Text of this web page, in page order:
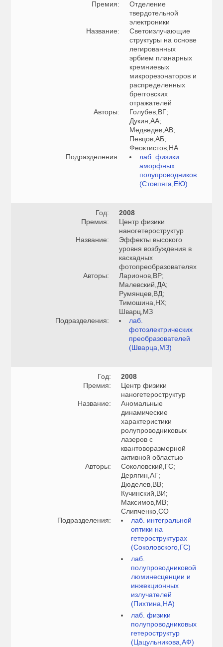
Премия:
Отделение
твердотельной
электроники
Название:
Светоизлучающие
структуры на основе
легированных
эрбием планарных
кремниевых
микрорезонаторов и
распределенных
брегговских
отражателей
Авторы:
Голубев,ВГ;
Дукин,АА;
Медведев,АВ;
Певцов,АБ;
Феоктистов,НА
Подразделения:
лаб. физики
аморфных
полупроводников
(Стовпяга,ЕЮ)
Год:
2008
Премия:
Центр физики
наногетероструктур
Название:
Эффекты высокого
уровня возбуждения в
каскадных
фотопреобразователях
Авторы:
Ларионов,ВР;
Малевский,ДА;
Румянцев,ВД;
Тимошина,НХ;
Шварц,МЗ
Подразделения:
лаб.
фотоэлектрических
преобразователей
(Шварца,МЗ)
Год:
2008
Премия:
Центр физики
наногетероструктур
Название:
Аномальные
динамические
характеристики
ролупроводниковых
лазеров с
квантоворазмерной
активной областью
Авторы:
Соколовский,ГС;
Дерягин,АГ;
Дюделев,ВВ;
Кучинский,ВИ;
Максимов,МВ;
Слипченко,СО
Подразделения:
лаб. интегральной
оптики на
гетероструктурах
(Соколовского,ГС)
лаб.
полупроводниковой
люминесценции и
инжекционных
излучателей
(Пихтина,НА)
лаб. физики
полупроводниковых
гетероструктур
(Цацульникова,АФ)